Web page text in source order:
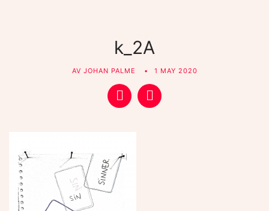
k_2A
AV JOHAN PALME 1 MAY 2020